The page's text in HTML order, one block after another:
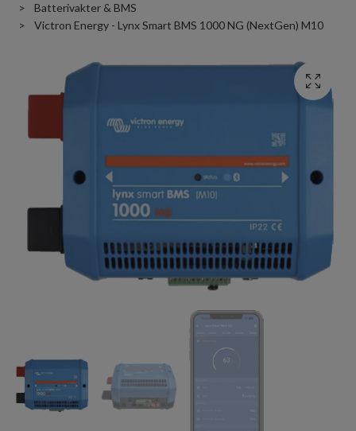
Batterivakter & BMS
Victron Energy - Lynx Smart BMS 1000 NG (NextGen) M10